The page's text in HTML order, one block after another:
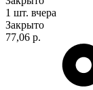
1 шт. вчера
Закрыто
77,06 р.